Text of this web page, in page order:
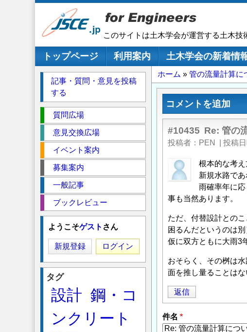
このサイトは土木学会が運営する土木技
メインナビゲーション
トップページ 利用案内 土木学会の新着情
パ
ン
ず
ホーム 管の流量計算に
コメントを追加
#10435 Re: 管の
投稿者 PEN 投稿
根本的な考え
新規水路で
雨確率年に
事も当然あります。
ただ、付替設計との
困るんだというのは
仮に双方ともに大雨3
おそらく、その桝は
面を推し量ることは
返信
件名
記事・質問・意見を投稿
する
ク
シ
質問広場
意見交換広場
イベント案内
募集案内
一般記事
ブックレビュー
ようこそゲスト さん
新規登録 ログイン
タグ
設計 鋼・コ
ンクリート